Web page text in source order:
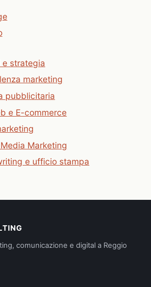
e strategia
marketing
pubblicitaria
e E-commerce
Marketing
e ufficio stampa
comunicazione e digital a Reggio